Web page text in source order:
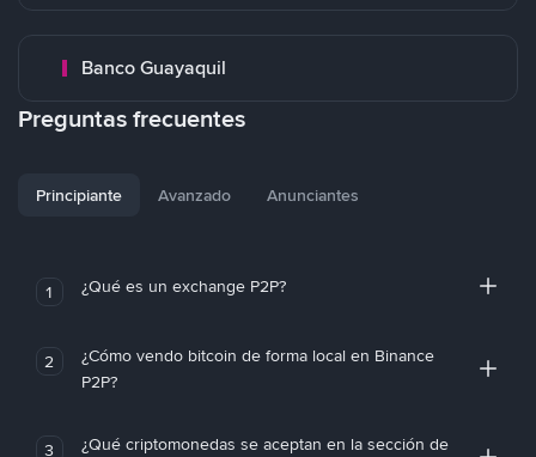
Banco Guayaquil
Preguntas frecuentes
Principiante Avanzado Anunciantes
1 ¿Qué es un exchange P2P?
2
¿Cómo vendo bitcoin de forma local en Binance
P2P?
3
¿Qué criptomonedas se aceptan en la sección de